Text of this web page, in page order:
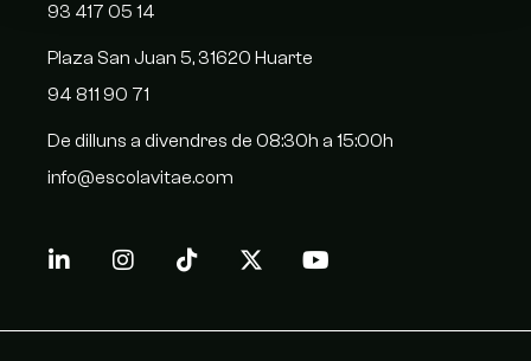
93 417 05 14
Plaza San Juan 5, 31620 Huarte
94 811 90 71
De dilluns a divendres de 08:30h a 15:00h
info@escolavitae.com